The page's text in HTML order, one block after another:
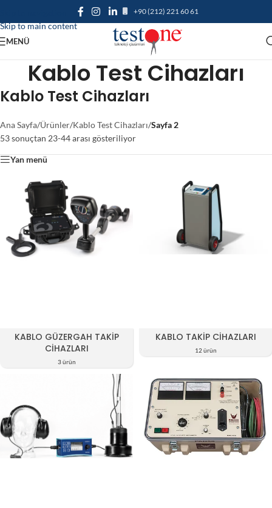
Skip to main content
+90 (212) 221 60 61
MENÜ
Kablo Test Cihazları
Kablo Test Cihazları
Ana Sayfa/Ürünler/Kablo Test Cihazları/Sayfa 2
53 sonuçtan 23-44 arası gösteriliyor
Yan menü
KABLO GÜZERGAH TAKIP
CIHAZLARI
3 ürün
KABLO TAKIP CIHAZLARI
12 ürün